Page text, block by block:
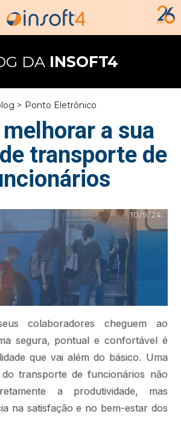
DAINSOFT4
> Ponto Eletrônico
a sua
transporte de
10/9/24
colaboradores cheguem ao
segura, pontual e confortável é
que vai além do básico. Uma
do transporte de funcionários não
a produtividade, mas
na satisfação e no bem-estar dos